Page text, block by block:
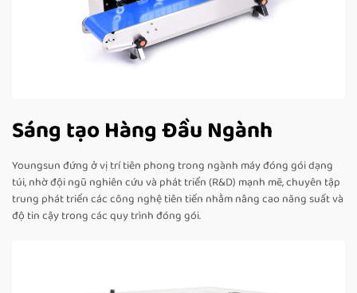
Sáng tạo Hàng Đầu Ngành
Youngsun đứng ở vị trí tiên phong trong ngành máy đóng gói dạng
túi, nhờ đội ngũ nghiên cứu và phát triển (R&D) mạnh mẽ, chuyên tập
trung phát triển các công nghệ tiên tiến nhằm nâng cao năng suất và
độ tin cậy trong các quy trình đóng gói.